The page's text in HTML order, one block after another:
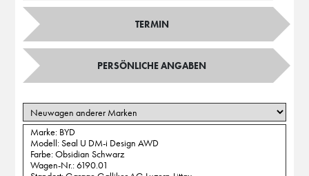
TERMIN
PERSÖNLICHE ANGABEN